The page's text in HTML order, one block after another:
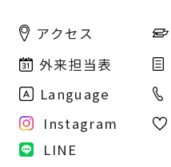
アクセス
外来担当表
Language
Instagram
LINE